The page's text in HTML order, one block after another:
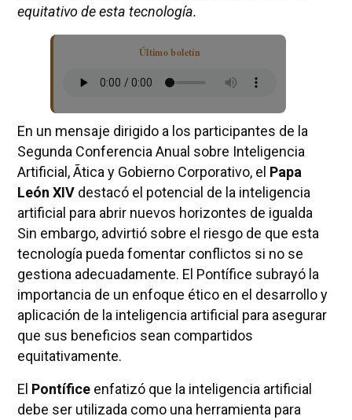
equitativo de esta tecnología.
Último boletín
En un mensaje dirigido a los participantes de la
Segunda Conferencia Anual sobre Inteligencia
Artificial, Ãtica y Gobierno Corporativo, el Papa
León XIVdestacó el potencial de la inteligencia
artificial para abrir nuevos horizontes de igualda
Sin embargo, advirtió sobre el riesgo de que esta
tecnología pueda fomentar conflictos si no se
gestiona adecuadamente. El Pontífice subrayó la
importancia de un enfoque ético en el desarrollo y
aplicación de la inteligencia artificial para asegurar
que sus beneficios sean compartidos
equitativamente.
El Pontíficeenfatizó que la inteligencia artificial
debe ser utilizada como una herramienta para